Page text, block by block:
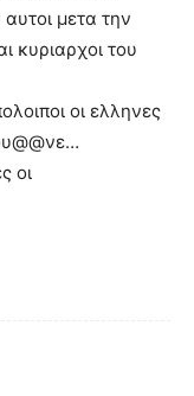
μετα την
κυριαρχοι του
οι ελληνες
οι